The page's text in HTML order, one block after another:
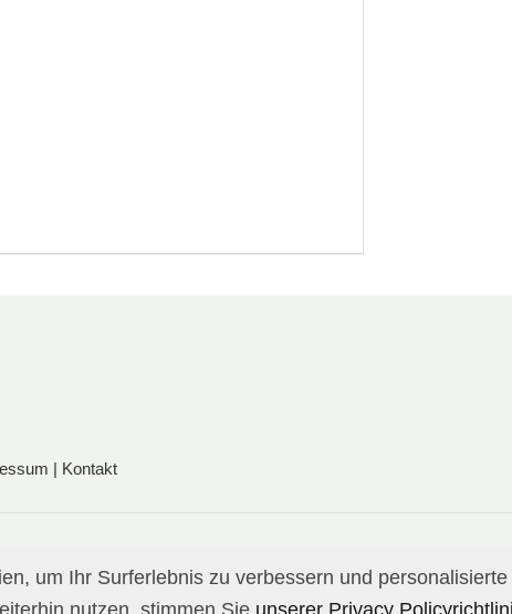
Kontakt
um Ihr Surferlebnis zu verbessern und
nutzen, stimmen Sie unserer Privacy